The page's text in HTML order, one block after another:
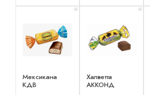
x 2
Мексикана
КДВ
x 2
Халветта
АККОНД